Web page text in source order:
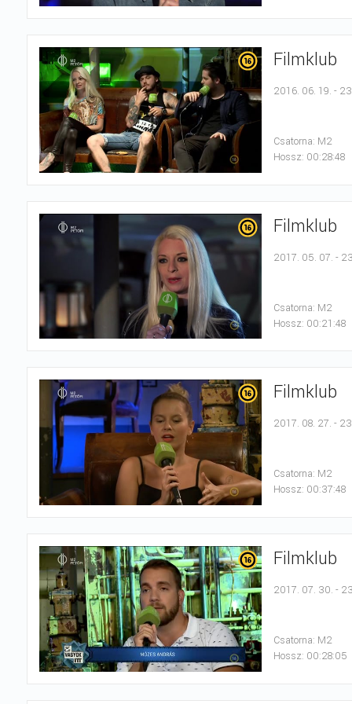
Filmklub
2016. 06. 19. -
Csatorna: M2
Hossz: 00:28:48
Filmklub
2017. 05. 07. -
Csatorna: M2
Hossz: 00:21:48
Filmklub
2017. 08. 27. -
Csatorna: M2
Hossz: 00:37:48
Filmklub
2017. 07. 30. -
Csatorna: M2
Hossz: 00:28:05